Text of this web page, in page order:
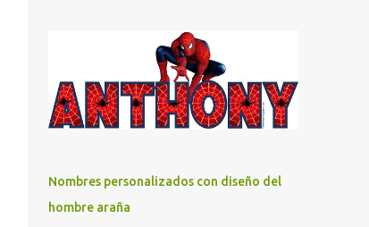
de un lugar propio que utilizamos todos los
días y por ende debemos tratar de que éste
sea un lugar muy agradable y cómodo y
también para nuestra vista. Te mostramos
algunas sugerencias que pueden brindar la
dormitorio. El color naranja es una buena
opción para recibir esa luz y felicidad que
todo ser humano necesita. El color blanco es
Nombres personalizados con diseño del
hombre araña